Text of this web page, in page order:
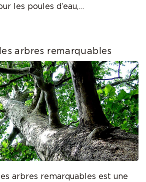
les poules d’eau,…
arbres remarquables
arbres remarquables est une